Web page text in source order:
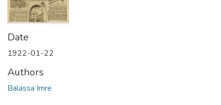
Date
1922-01-22
Authors
Balassa Imre